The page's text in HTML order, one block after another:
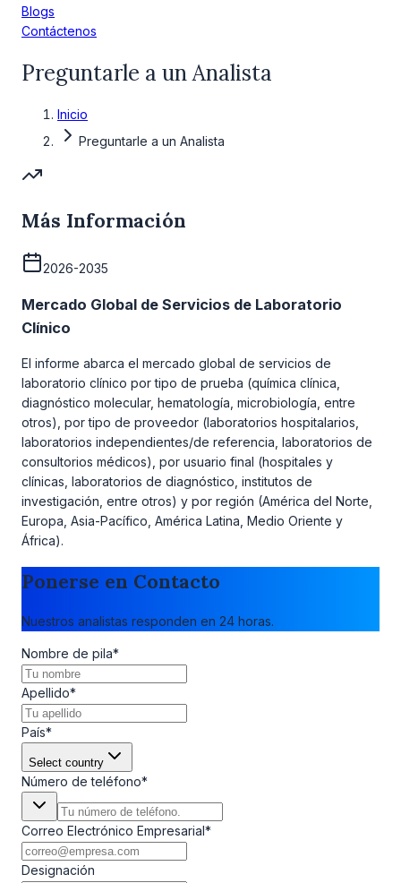
Blogs
Contáctenos
Preguntarle a un Analista
Inicio
Preguntarle a un Analista
Más Información
2026-2035
Mercado Global de Servicios de Laboratorio
Clínico
El informe abarca el mercado global de servicios de
laboratorio clínico por tipo de prueba (química clínica,
diagnóstico molecular, hematología, microbiología, entre
otros), por tipo de proveedor (laboratorios hospitalarios,
laboratorios independientes/de referencia, laboratorios de
consultorios médicos), por usuario final (hospitales y
clínicas, laboratorios de diagnóstico, institutos de
investigación, entre otros) y por región (América del Norte,
Europa, Asia-Pacífico, América Latina, Medio Oriente y
África).
Ponerse en Contacto
Nuestros analistas responden en 24 horas.
Nombre de pila*
Apellido*
País*
Select country
Número de teléfono*
Correo Electrónico Empresarial*
Designación